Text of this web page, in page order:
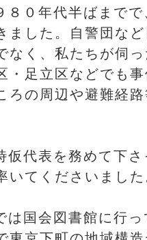
８０年代半ばまで
ました。自警団な
なく、私たちが伺
・足立区などでも
ろの周辺や避難経
仮代表を務めて下
てくださいました
は国会図書館に行